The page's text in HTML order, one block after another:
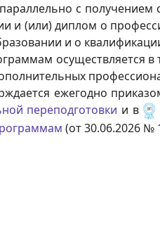
с получением
и (или) диплом о
и о
осуществляется в
ежегодно
переподготовки и в
(от 30.06.2026 №